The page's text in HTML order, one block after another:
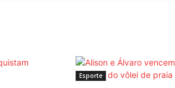
Esporte